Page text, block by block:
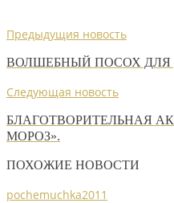
Предыдущия новость
ВОЛШЕБНЫЙ ПОСОХ
Следующая новость
БЛАГОТВОРИТЕЛЬНАЯ
МОРОЗ».
ПОХОЖИЕ НОВОСТИ
pochemuchka2011